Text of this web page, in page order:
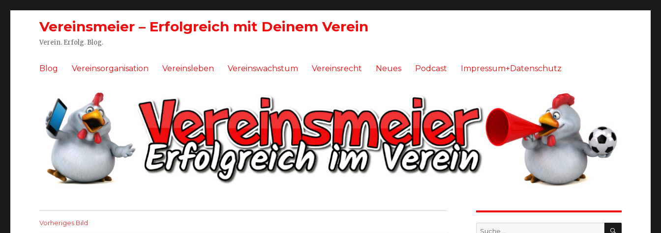
Vereinsmeier – Erfolgreich mit Deinem Verein
Verein. Erfolg. Blog.
Blog Vereinsorganisation Vereinsleben Vereinswachstum Vereinsrecht Neues Podcast Impressum+Datenschutz
Vorheriges Bild
Suche
SUCHEN